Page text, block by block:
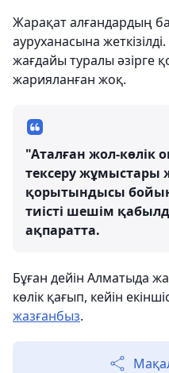
Жарақат алғандардың
ауруханасына
жағдайы туралы әзірге
жарияланған жоқ.
"Аталған жол-көлік
тексеру жұмыстары
қорытындысы
тиісті шешім
ақпаратта.
Бұған дейін Алматыда
көлік қағып, кейін
жазғанбыз.